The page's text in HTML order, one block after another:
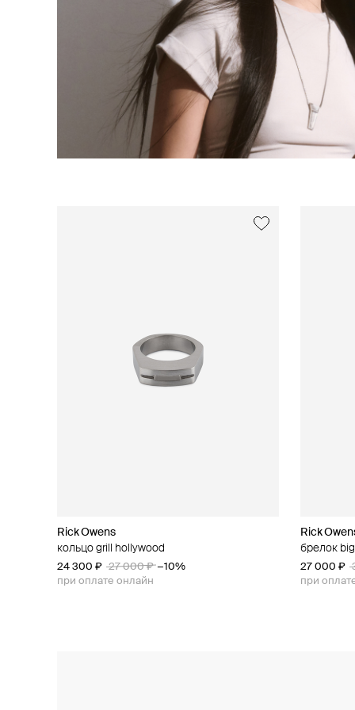
Rick Owens
кольцо grill hollywood
24 300 ₽ 27 000 ₽ −10%
при оплате онлайн
Rick
брелок
27 000 ₽
при
Rick Owens
колье snake
45 000 ₽ 50 000 ₽ −10%
при оплате онлайн
Rick
кулон-
31 500 ₽
при